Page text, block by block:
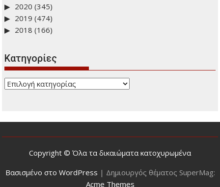
2020 (345)
2019 (474)
2018 (166)
Kατηγορίες
Kατηγορίες
Copyright © Όλα τα δικαιώματα κατοχυρωμένα
Βασισμένο στο WordPress | Δημιουργός θέματος SuperMag:
Acme Themes